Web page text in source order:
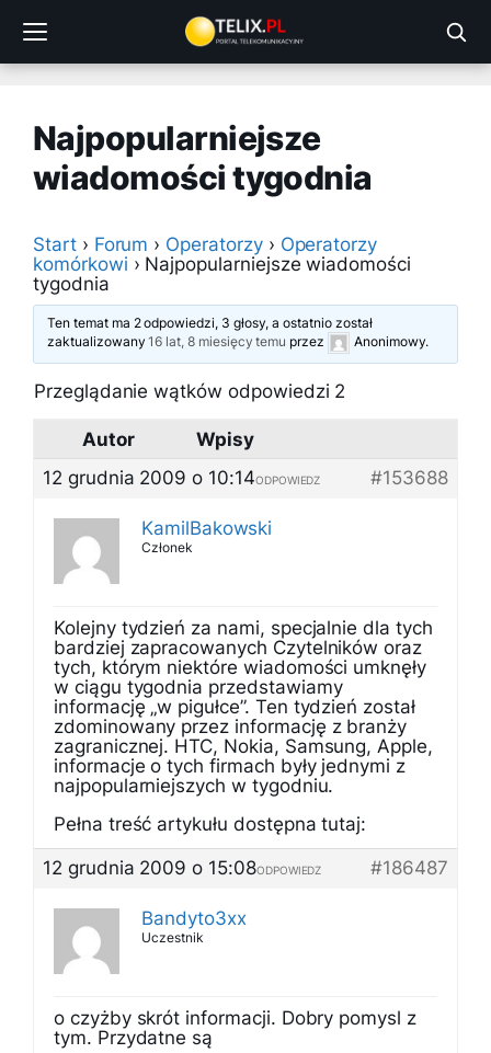
treści
Najpopularniejsze
wiadomości tygodnia
Start › Forum › Operatorzy › Operatorzy
komórkowi › Najpopularniejsze wiadomości
tygodnia
Ten temat ma 2 odpowiedzi, 3 głosy, a ostatnio został
zaktualizowany16 lat, 8 miesięcy temu przez Anonimowy.
Przeglądanie wątków odpowiedzi 2
Autor
Wpisy
12 grudnia 2009 o 10:14
#153688
ODPOWIEDZ
KamilBakowski
Członek
Kolejny tydzień za nami, specjalnie dla tych
bardziej zapracowanych Czytelników oraz
tych, którym niektóre wiadomości umknęły
w ciągu tygodnia przedstawiamy
informację „w pigułce”. Ten tydzień został
zdominowany przez informację z branży
zagranicznej. HTC, Nokia, Samsung, Apple,
informacje o tych firmach były jednymi z
najpopularniejszych w tygodniu.
Pełna treść artykułu dostępna tutaj:
12 grudnia 2009 o 15:08
#186487
ODPOWIEDZ
Bandyto3xx
Uczestnik
o czyżby skrót informacji. Dobry pomysl z
tym. Przydatne są